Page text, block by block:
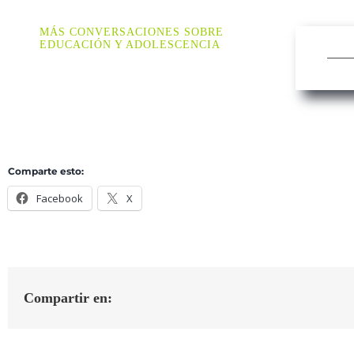
MÁS CONVERSACIONES SOBRE
EDUCACIÓN Y ADOLESCENCIA
Comparte esto:
Facebook X
Compartir en: